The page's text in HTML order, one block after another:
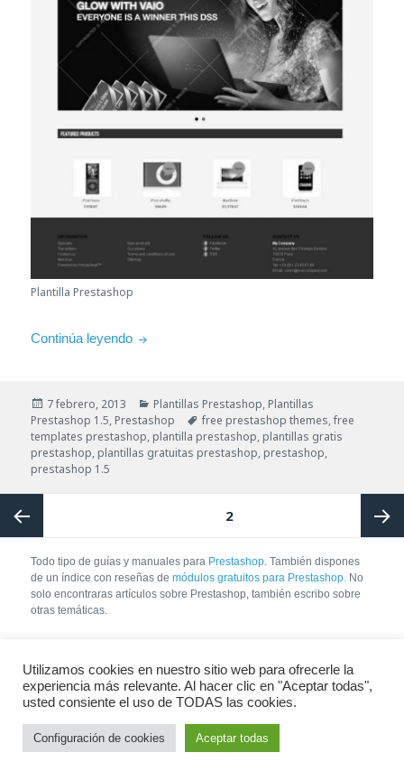
Plantilla Prestashop
Continúa leyendo Plantilla «Halcón Negro» para Prestashop 1.5
Publicado
el
7 febrero, 2013 Categorías
Plantillas Prestashop, Plantillas
Prestashop 1.5, Prestashop Etiquetas
free prestashop themes,free
templates prestashop, plantilla prestashop, plantillas gratis
prestashop, plantillas gratuitas prestashop, prestashop,
prestashop 1.5
Página
anterior
2
Todo tipo de guías y manuales para Prestashop. También dispones
de un índice con reseñas demódulos gratuitos para Prestashop. No
solo encontraras artículos sobre Prestashop, también escribo sobre
otras temáticas.
artículo escribiendo un pequeño extracto y no plagiando el contenido.
Copyright © 2010 - 2026 Víctor Ródenas
Utilizamos cookies en nuestro sitio web para ofrecerle la
experiencia más relevante. Al hacer clic en "Aceptar todas",
usted consiente el uso de TODAS las cookies.
Configuración de cookies Aceptar todas